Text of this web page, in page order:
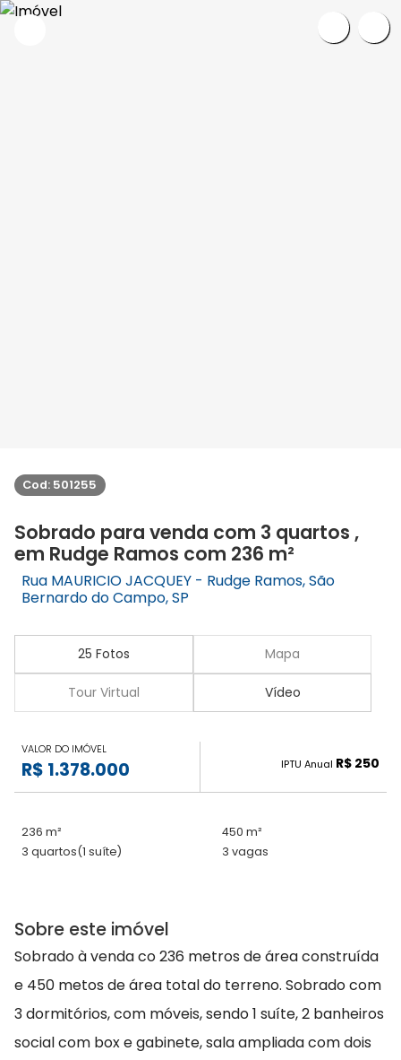
Cod: 501255
Sobrado para venda com 3 quartos ,
em Rudge Ramos com 236 m²
Rua MAURICIO JACQUEY - Rudge Ramos, São
Bernardo do Campo, SP
25 Fotos Mapa
Tour Virtual Vídeo
VALOR DO IMÓVEL
R$ 1.378.000 IPTU Anual R$ 250
236 m²
450 m²
3 quartos(1 suíte) 3 vagas
Sobre este imóvel
Sobrado à venda co 236 metros de área construída
e 450 metos de área total do terreno. Sobrado com
3 dormitórios, com móveis, sendo 1 suíte, 2 banheiros
social com box e gabinete, sala ampliada com dois